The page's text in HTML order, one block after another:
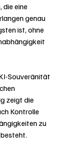
die eine
genau
ist, ohne
Souveränität
zeigt die
Kontrolle
zu